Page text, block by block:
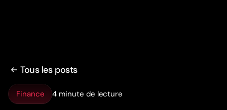
Tous les posts
Finance 4 minute de lecture